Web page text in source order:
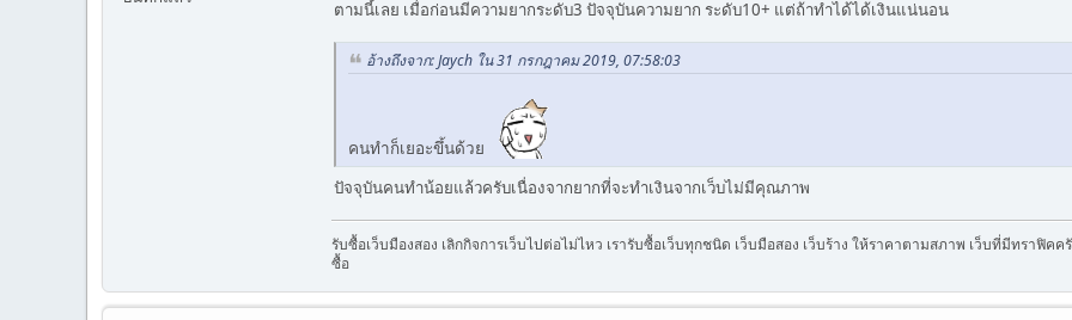
ตามนี้เลย เมื่อก่อนมีความยากระดับ3 ปัจจุบันความยาก ระดับ10+ แต่ถ้าทำได้ได้เงินแน่นอน
อ้างถึงจาก: Jaych ใน 31 กรกฎาคม 2019, 07:58:03
คนทำก็เยอะขึ้นด้วย
ปัจจุบันคนทำน้อยแล้วครับเนื่องจากยากที่จะทำเงินจากเว็บไม่มีคุณภาพ
รับซื้อเว็บมืองสอง เลิกกิจการเว็บไปต่อไม่ไหว เรารับซื้อเว็บทุกชนิด เว็บมือสอง เว็บร้าง ให้ราคาตามสภาพ เว็บที่มีทราฟิ
ซื้อ